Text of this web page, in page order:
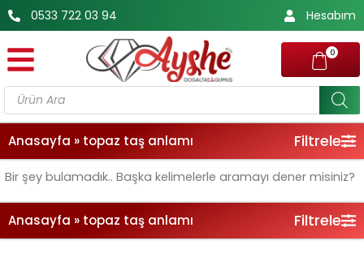
İçeriğe
atla
0533 722 03 94 Hesabım
0
Products
search
Anasayfa » topaz taş anlamı Filtrele
Bir şey bulamadık.. Başka kelimelerle aramayı dener misiniz?
Anasayfa » topaz taş anlamı Filtrele